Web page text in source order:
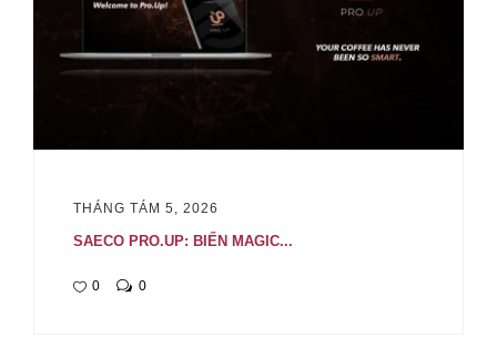
THÁNG TÁM 5, 2026
SAECO PRO.UP: BIẾN MAGIC...
0 0